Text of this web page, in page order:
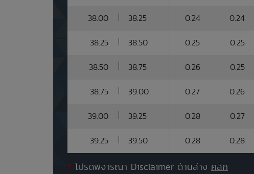
38.00 38.25 0.24 0.24
38.25 38.50 0.25 0.25
38.50 38.75 0.26 0.25
38.75 39.00 0.27 0.26
39.00 39.25 0.28 0.27
39.25 39.50 0.28 0.28
* โปรดพิจารณา Disclaimer ด้านล่าง คลิก